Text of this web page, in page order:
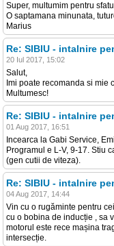
Super, multumim pentru
O saptamana minunata,
Marius
Re: SIBIU - intalnire
20 Iul 2017, 15:02
Salut,
Imi poate recomanda si mie
Multumesc!
Re: SIBIU - intalnire
01 Aug 2017, 16:51
Incearca la Gabi Service,
Programul e L-V, 9-17. Stiu
(gen cutii de viteza).
Re: SIBIU - intalnire
04 Aug 2017, 14:44
Vin cu o rugăminte pentru
cu o bobina de inducție , sa
motorul este rece mașina
intersecție.